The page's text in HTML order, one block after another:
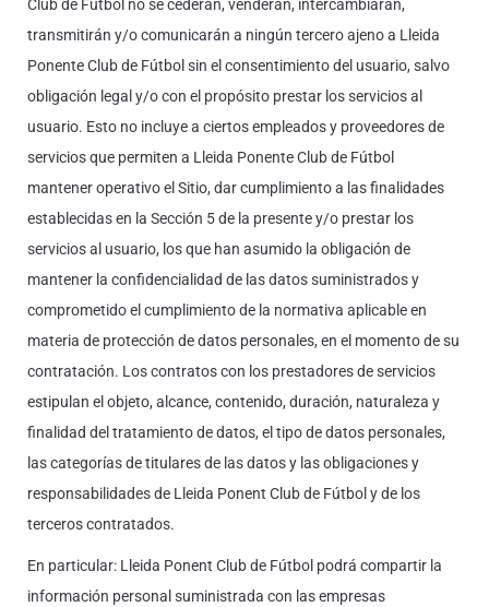
Club de Fútbol no se cederán, venderán, intercambiarán,
transmitirán y/o comunicarán a ningún tercero ajeno a Lleida
Ponente Club de Fútbol sin el consentimiento del usuario, salvo
obligación legal y/o con el propósito prestar los servicios al
usuario. Esto no incluye a ciertos empleados y proveedores de
servicios que permiten a Lleida Ponente Club de Fútbol
mantener operativo el Sitio, dar cumplimiento a las finalidades
establecidas en la Sección 5 de la presente y/o prestar los
servicios al usuario, los que han asumido la obligación de
mantener la confidencialidad de las datos suministrados y
comprometido el cumplimiento de la normativa aplicable en
materia de protección de datos personales, en el momento de su
contratación. Los contratos con los prestadores de servicios
estipulan el objeto, alcance, contenido, duración, naturaleza y
finalidad del tratamiento de datos, el tipo de datos personales,
las categorías de titulares de las datos y las obligaciones y
responsabilidades de Lleida Ponent Club de Fútbol y de los
terceros contratados.
En particular: Lleida Ponent Club de Fútbol podrá compartir la
información personal suministrada con las empresas